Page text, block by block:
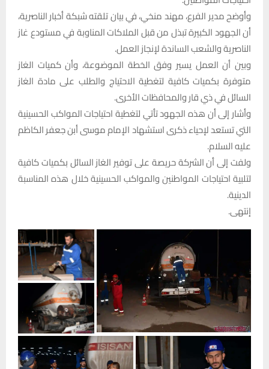
وأوضح مدير الفرع، مهند منخي، في بيان تلقته شبكة أخبار الناصرية،
أن الجهود الكبيرة تبذل من قبل الملاكات المناوبة في مستودع غاز
الناصرية والشعب الساندة لإنجاز العمل.
وبين أن العمل يسير وفق الخطة الموضوعة، وأن كميات الغاز
متوفرة بكميات كافية لتغطية الاحتياج والطلب على مادة الغاز
السائل في ذي قار والمحافظات الأخرى.
وأشار إلى أن هذه الجهود تأتي لتغطية احتياجات المواكب الحسينية
التي تستعد لإحياء ذكرى استشهاد الإمام موسى أبن جعفر الكاظم
عليه السلام.
ولفت إلى أن الشركة حريصة على توفير الغاز السائل بكميات كافية
لتلبية احتياجات المواطنين والمواكب الحسينية خلال هذه المناسبة
الدينية.
إنتهى.